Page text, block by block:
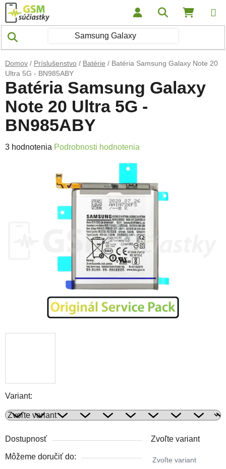
Prejsť na obsah Hľadať
Domov / Príslušenstvo / Batérie / Batéria Samsung Galaxy Note 20
Ultra 5G - BN985ABY
Variant:
Dostupnosť Zvoľte variant
Môžeme doručiť do: Zvoľte variant
Batéria Samsung Galaxy
Note 20 Ultra 5G -
BN985ABY
Priemerné hodnotenie produktu je 5,0 z 5 hviezdičiek.
3 hodnotenia Podrobnosti hodnotenia